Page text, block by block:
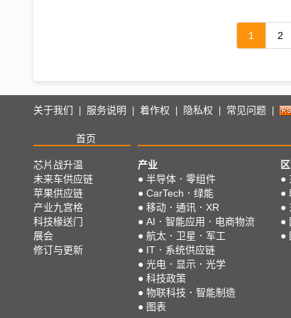
1 2
关于我们 服务说明 着作权 隐私权 常见问题
首页
芯片战升温
未来车供应链
苹果供应链
产业九宫格
科技椽送门
展会
修订与更新
产业
● 半导体．零组件
● CarTech．绿能
● 移动．通讯．XR
● AI．智能应用．电商物流
● 航太．卫星．军工
● IT．系统供应链
● 光电．显示．光学
● 科技政策
● 物联科技．智能制造
● 图表
●
●
●
●
●